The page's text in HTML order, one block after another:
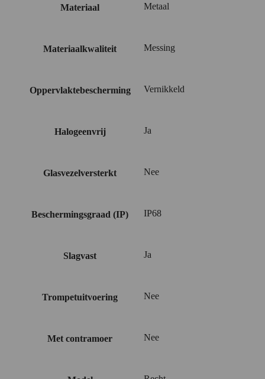
Materiaal Metaal
Materiaalkwaliteit Messing
Oppervlaktebescherming Vernikkeld
Halogeenvrij Ja
Glasvezelversterkt Nee
Beschermingsgraad (IP) IP68
Slagvast Ja
Trompetuitvoering Nee
Met contramoer Nee